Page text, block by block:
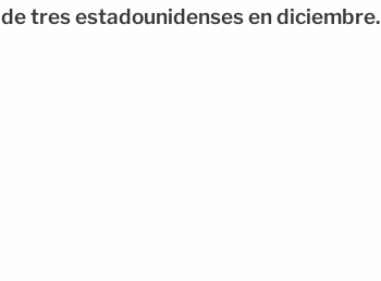
tres estadounidenses en diciembre.